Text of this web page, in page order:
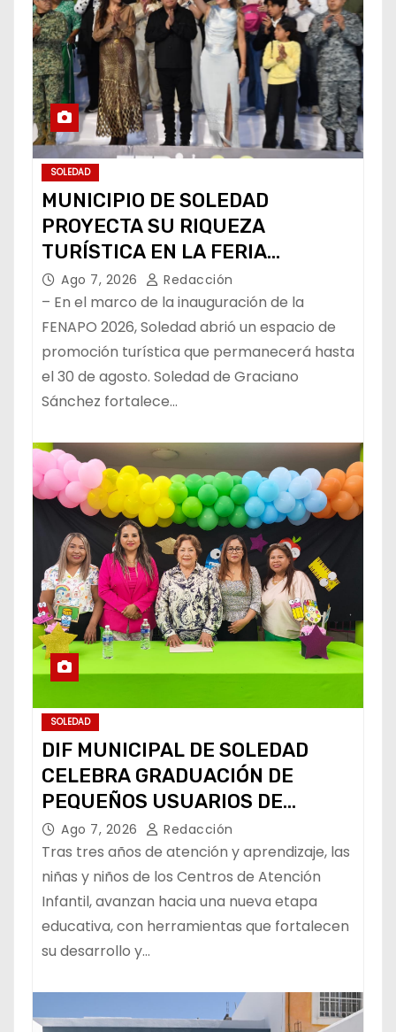
SOLEDAD
MUNICIPIO DE SOLEDAD
PROYECTA SU RIQUEZA
TURÍSTICA EN LA FERIA
NACIONAL POTOSINA
Ago 7, 2026 Redacción
– En el marco de la inauguración de la
FENAPO 2026, Soledad abrió un espacio de
promoción turística que permanecerá hasta
el 30 de agosto. Soledad de Graciano
Sánchez fortalece…
SOLEDAD
DIF MUNICIPAL DE SOLEDAD
CELEBRA GRADUACIÓN DE
PEQUEÑOS USUARIOS DE
ESTANCIAS “CAPULLITOS 1 Y 2”
Ago 7, 2026 Redacción
Tras tres años de atención y aprendizaje, las
niñas y niños de los Centros de Atención
Infantil, avanzan hacia una nueva etapa
educativa, con herramientas que fortalecen
su desarrollo y…